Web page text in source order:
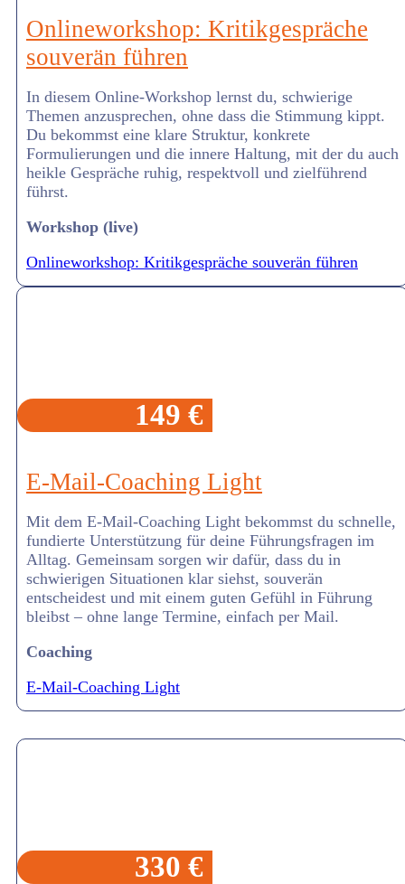
Onlineworkshop: Kritikgespräche
souverän führen
In diesem Online-Workshop lernst du, schwierige
Themen anzusprechen, ohne dass die Stimmung kippt.
Du bekommst eine klare Struktur, konkrete
Formulierungen und die innere Haltung, mit der du auch
heikle Gespräche ruhig, respektvoll und zielführend
führst.
Workshop (live)
Onlineworkshop: Kritikgespräche souverän führen
149 €
E-Mail-Coaching Light
Mit dem E-Mail-Coaching Light bekommst du schnelle,
fundierte Unterstützung für deine Führungsfragen im
Alltag. Gemeinsam sorgen wir dafür, dass du in
schwierigen Situationen klar siehst, souverän
entscheidest und mit einem guten Gefühl in Führung
bleibst – ohne lange Termine, einfach per Mail.
Coaching
E-Mail-Coaching Light
330 €